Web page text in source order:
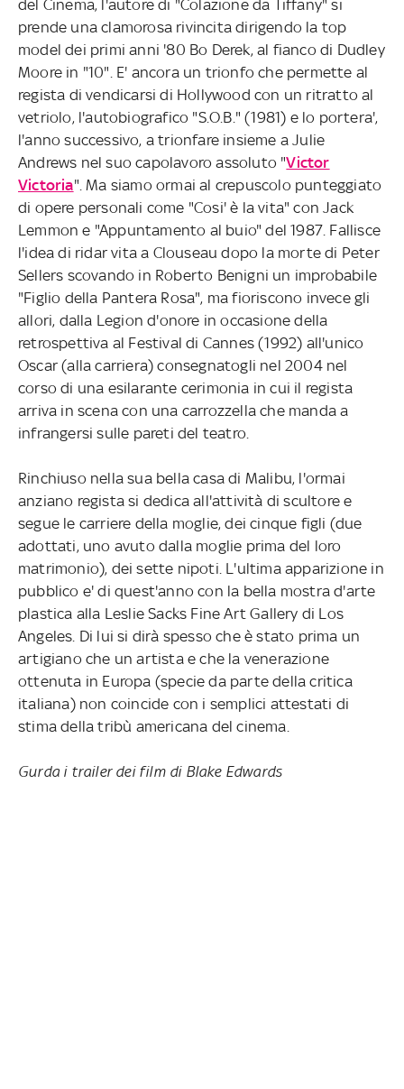
del Cinema, l'autore di "Colazione da Tiffany" si
prende una clamorosa rivincita dirigendo la top
model dei primi anni '80 Bo Derek, al fianco di Dudley
Moore in "10". E' ancora un trionfo che permette al
regista di vendicarsi di Hollywood con un ritratto al
vetriolo, l'autobiografico "S.O.B." (1981) e lo portera',
l'anno successivo, a trionfare insieme a Julie
Andrews nel suo capolavoro assoluto "Victor
Victoria". Ma siamo ormai al crepuscolo punteggiato
di opere personali come "Cosi' è la vita" con Jack
Lemmon e "Appuntamento al buio" del 1987. Fallisce
l'idea di ridar vita a Clouseau dopo la morte di Peter
Sellers scovando in Roberto Benigni un improbabile
"Figlio della Pantera Rosa", ma fioriscono invece gli
allori, dalla Legion d'onore in occasione della
retrospettiva al Festival di Cannes (1992) all'unico
Oscar (alla carriera) consegnatogli nel 2004 nel
corso di una esilarante cerimonia in cui il regista
arriva in scena con una carrozzella che manda a
infrangersi sulle pareti del teatro.
Rinchiuso nella sua bella casa di Malibu, l'ormai
anziano regista si dedica all'attività di scultore e
segue le carriere della moglie, dei cinque figli (due
adottati, uno avuto dalla moglie prima del loro
matrimonio), dei sette nipoti. L'ultima apparizione in
pubblico e' di quest'anno con la bella mostra d'arte
plastica alla Leslie Sacks Fine Art Gallery di Los
Angeles. Di lui si dirà spesso che è stato prima un
artigiano che un artista e che la venerazione
ottenuta in Europa (specie da parte della critica
italiana) non coincide con i semplici attestati di
stima della tribù americana del cinema.
Gurda i trailer dei film di Blake Edwards